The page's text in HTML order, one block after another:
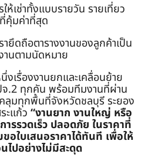
ให้เช่าทั้งแบบรายวัน รายเที่ยว
ที่คุ้มค่าที่สุด
ายึดถือตารางงานของลูกค้าเป็น
นตามนัดหมาย
งเรื่องงานยกและเคลื่อนย้าย
จ.2 ทุกคัน พร้อมทีมงานที่ผ่าน
ลุมทุกพื้นที่จังหวัดชลบุรี ระยอง
ะแก้ว “งานยาก งานใหญ่ หรือ
ารรวดเร็ว ปลอดภัย ในราคาที่
อใบเสนอราคาได้ทันที เพื่อให้
ปอย่างไม่มีสะดุด